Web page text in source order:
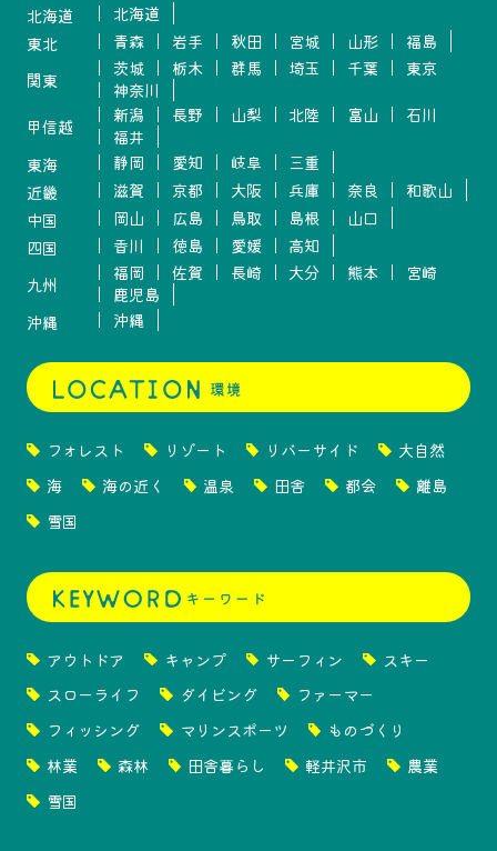
北海道
北海道
東北
青森 岩手 秋田 宮城 山形
福島
関東
茨城 栃木 群馬 埼玉 千葉
東京
神奈川
甲信越
新潟 長野 山梨 北陸 富山
石川
福井
東海
静岡 愛知 岐阜
三重
近畿
滋賀 京都 大阪 兵庫 奈良
和歌山
中国
岡山 広島 鳥取 島根
山口
四国
香川 徳島 愛媛
高知
九州
福岡 佐賀 長崎 大分 熊本
宮崎
鹿児島
沖縄
沖縄
フォレスト リゾート リバーサイド
大自然
海
海の近く 温泉 田舎 都会
離島
雪国
アウトドア キャンプ サーフィン
スキー
スローライフ
ダイビング
ファーマー
フィッシング
マリンスポーツ
ものづくり
林業
森林 田舎暮らし 軽井沢市
農業
雪国